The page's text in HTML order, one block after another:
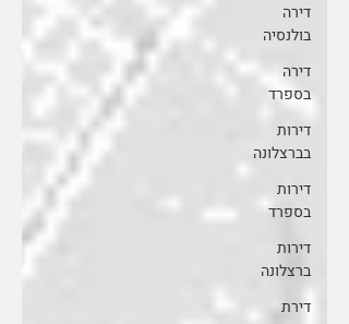
דירה
בולנסיה
דירה
בספרד
דירות
בברצלונה
דירות
בספרד
דירות
ברצלונה
דירת